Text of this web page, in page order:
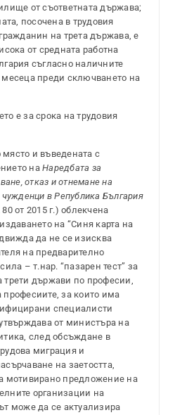
от съответната държава;
посочена в трудовия
на трета държава, е
от средната работна
съгласно наличните
преди сключването на
е за срока на трудовия
и въведената с
наНаредбата за
отказ и отнемане на
в Република България
от 2015 г.) облекчена
на “Синя карта на
да не се изисква
на предварително
– т.нар. “пазарен тест” за
трети държави по професии,
за които има
специалисти
от министъра на
след обсъждане в
миграция и
на заетостта,
мотивирано предложение на
организации на
може да се актуализира